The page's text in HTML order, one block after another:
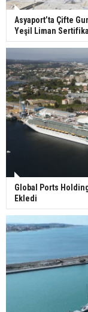
Asyaport’ta Çifte
Yeşil Liman
Global Ports
Ekledi